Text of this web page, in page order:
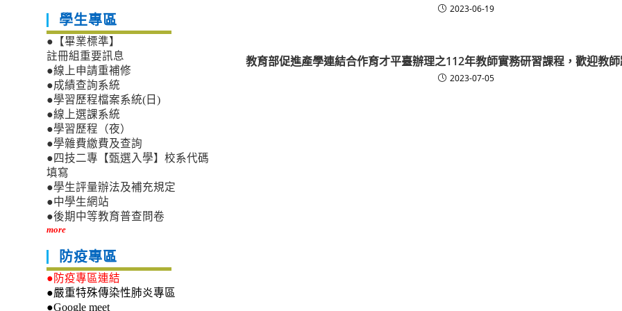
2023-06-19
教育部促進產學連結合作育才平臺辦理之112年教師實務研習課程，歡迎教
2023-07-05
學生專區
●【畢業標準】
註冊組重要訊息
●線上申請重補修
●成績查詢系統
●學習歷程檔案系統(日)
●線上選課系統
●學習歷程（夜）
●學雜費繳費及查詢
●四技二專【甄選入學】校系代碼
填寫
●學生評量辦法及補充規定
●中學生網站
●後期中等教育普查問卷
more
防疫專區
●防疫專區連結
●嚴重特殊傳染性肺炎專區
●Google meet